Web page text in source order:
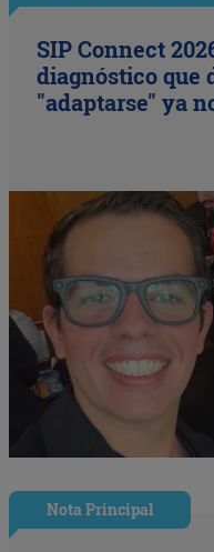
SIP Connect
diagnóstico que
"adaptarse" ya
Nota Principal